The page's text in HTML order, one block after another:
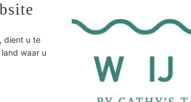
fruitige uitdrukking van pinot
dient u te
waar u